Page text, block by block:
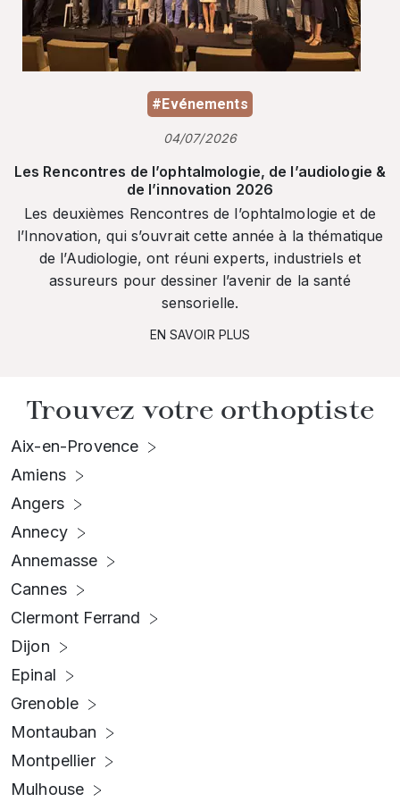
#Evénements
04/07/2026
Les Rencontres de l’ophtalmologie, de l’audiologie &
de l’innovation 2026
Les deuxièmes Rencontres de l’ophtalmologie et de
l’Innovation, qui s’ouvrait cette année à la thématique
de l’Audiologie, ont réuni experts, industriels et
assureurs pour dessiner l’avenir de la santé
sensorielle.
EN SAVOIR PLUS
Trouvez votre orthoptiste
Aix-en-Provence
Amiens
Angers
Annecy
Annemasse
Cannes
Clermont Ferrand
Dijon
Epinal
Grenoble
Montauban
Montpellier
Mulhouse